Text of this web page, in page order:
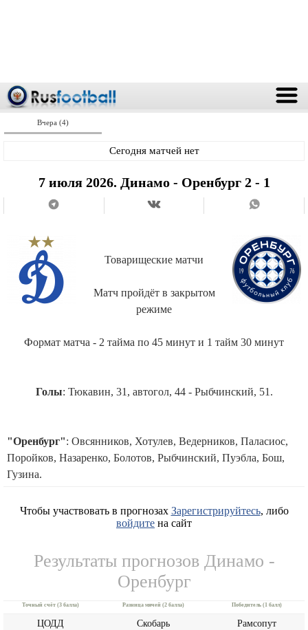
Вчера (4)
Сегодня матчей нет
7 июля 2026. Динамо - Оренбург 2 - 1
Товарищеские матчи
Матч пройдёт в закрытом
режиме
Формат матча - 2 тайма по 45 минут и 1 тайм 30 минут
Голы: Тюкавин, 31, автогол, 44 - Рыбчинский, 51.
"Оренбург": Овсянников, Хотулев, Ведерников, Паласиос,
Поройков, Назаренко, Болотов, Рыбчинский, Пуэбла, Бош,
Гузина.
Чтобы участвовать в прогнозах Зарегистрируйтесь, либо
войдите на сайт
Результаты прогнозов Динамо -
Оренбург
Точный счёт (3 балла) Разница мячей (2 балла) Победитель (1 балл)
ЦОДД Скобарь
Рамсопут